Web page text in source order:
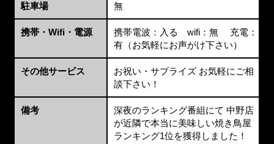
駐車場 無
携帯・Wifi・電源
携帯電波：入る wifi：無 充電：
有（お気軽にお声がけ下さい）
その他サービス
お祝い・サプライズ お気軽にご相
談下さい！
備考
深夜のランキング番組にて 中野店
が近隣で本当に美味しい焼き鳥屋
ランキング1位を獲得しました！